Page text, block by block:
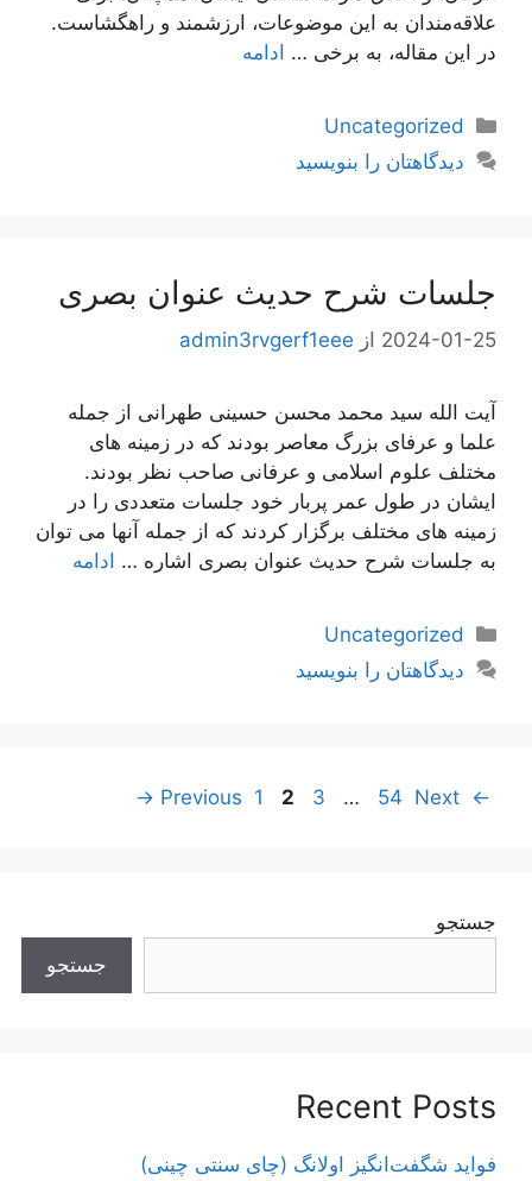
علاقه‌مندان به این موضوعات، ارزشمند و راهگشاست.
در این مقاله، به برخی … ادامه
دسته‌ها
Uncategorized
دیدگاهتان را بنویسید
جلسات شرح حدیث عنوان بصری
2024-01-25 از admin3rvgerf1eee
آیت الله سید محمد محسن حسینی طهرانی از جمله
علما و عرفای بزرگ معاصر بودند که در زمینه های
مختلف علوم اسلامی و عرفانی صاحب نظر بودند.
ایشان در طول عمر پربار خود جلسات متعددی را در
زمینه های مختلف برگزار کردند که از جمله آنها می توان
به جلسات شرح حدیث عنوان بصری اشاره … ادامه
دسته‌ها
Uncategorized
دیدگاهتان را بنویسید
ناوبری
←
Page 1
Page 2
Page 3 …
Page 54 Next
→
جستجو
جستجو
Recent Posts
فواید شگفت‌انگیز اولانگ (چای سنتی چینی)